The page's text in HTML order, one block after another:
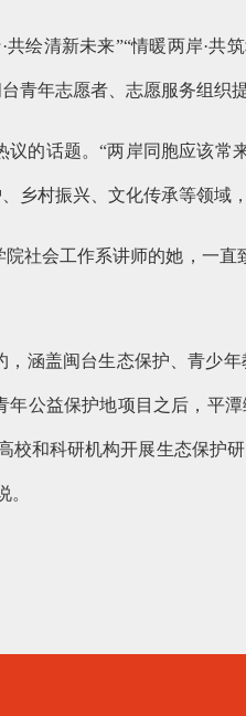
绘清新未来”“情暖两岸·共
青年志愿者、志愿服务组织
的话题。“两岸同胞应该
乡村振兴、文化传承等领域
社会工作系讲师的她，一
涵盖闽台生态保护、青少
公益保护地项目之后，平
校和科研机构开展生态保护
。